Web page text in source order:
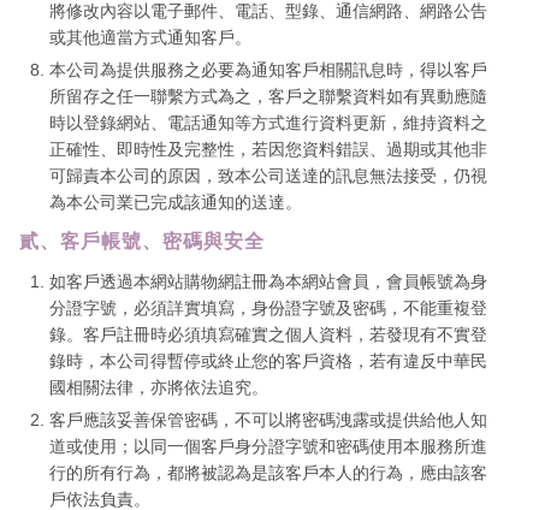
將修改內容以電子郵件、電話、型錄、通信網路、網路公告
或其他適當方式通知客戶。
本公司為提供服務之必要為通知客戶相關訊息時，得以客戶
所留存之任一聯繫方式為之，客戶之聯繫資料如有異動應隨
時以登錄網站、電話通知等方式進行資料更新，維持資料之
正確性、即時性及完整性，若因您資料錯誤、過期或其他非
可歸責本公司的原因，致本公司送達的訊息無法接受，仍視
為本公司業已完成該通知的送達。
貳、客戶帳號、密碼與安全
如客戶透過本網站購物網註冊為本網站會員，會員帳號為身
分證字號，必須詳實填寫，身份證字號及密碼，不能重複登
錄。客戶註冊時必須填寫確實之個人資料，若發現有不實登
錄時，本公司得暫停或終止您的客戶資格，若有違反中華民
國相關法律，亦將依法追究。
客戶應該妥善保管密碼，不可以將密碼洩露或提供給他人知
道或使用；以同一個客戶身分證字號和密碼使用本服務所進
行的所有行為，都將被認為是該客戶本人的行為，應由該客
戶依法負責。